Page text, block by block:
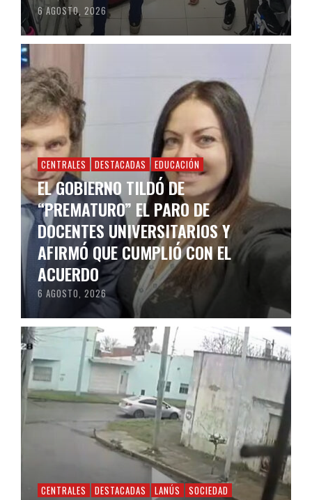
6 AGOSTO, 2026
CENTRALES DESTACADAS EDUCACIÓN
EL GOBIERNO TILDÓ DE
“PREMATURO” EL PARO DE
DOCENTES UNIVERSITARIOS Y
AFIRMÓ QUE CUMPLIÓ CON EL
ACUERDO
6 AGOSTO, 2026
CENTRALES DESTACADAS LANÚS SOCIEDAD